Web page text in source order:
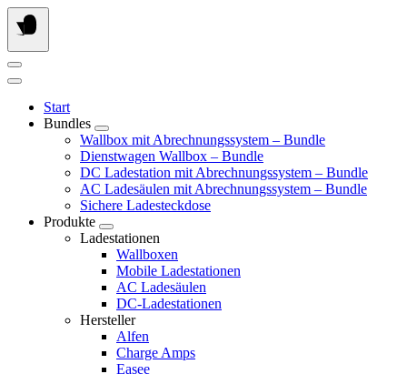
Springe
zum
Inhalt
Start
Bundles
Wallbox mit Abrechnungssystem – Bundle
Dienstwagen Wallbox – Bundle
DC Ladestation mit Abrechnungssystem – Bundle
AC Ladesäulen mit Abrechnungssystem – Bundle
Sichere Ladesteckdose
Produkte
Ladestationen
Wallboxen
Mobile Ladestationen
AC Ladesäulen
DC-Ladestationen
Hersteller
Alfen
Charge Amps
Easee